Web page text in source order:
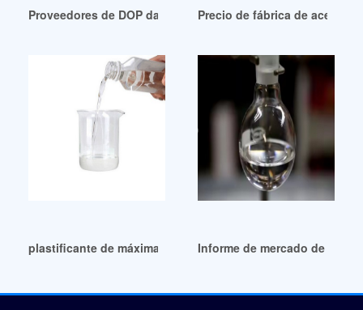
Proveedores de DOP danie de grado industrial de alta
Precio de fábrica de aceite
plastificante de máxima pureza jurnal colombia
Informe de mercado de